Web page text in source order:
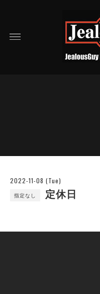
2022-11-08 (Tue)
指定なし 定休日